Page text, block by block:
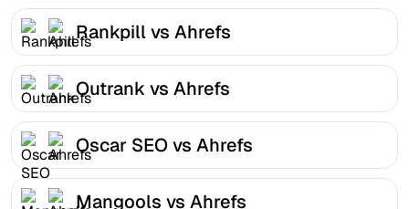
Rankpill vs Ahrefs
Outrank vs Ahrefs
Oscar SEO vs Ahrefs
Mangools vs Ahrefs